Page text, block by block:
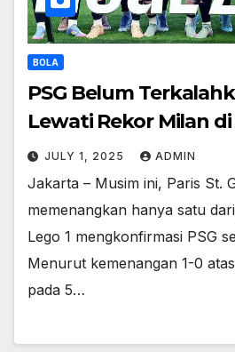
BOLA
PSG Belum
Lewati Rekor Milan
JULY 1, 2025 ADMIN
Jakarta – Musim ini, Paris St.
memenangkan hanya satu
Lego 1 mengkonfirmasi PSG
Menurut kemenangan 1-0
pada 5…